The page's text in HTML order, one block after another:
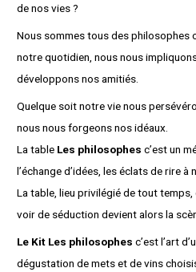
de nos vies ?
Nous sommes tous des philosophes
notre quotidien, nous nous
développons nos amitiés.
Quelque soit notre vie nous
nous nous forgeons nos idéaux.
La table Les philosophes c’est un
l’échange d’idées, les éclats de rire
La table, lieu privilégié de tout
voir de séduction devient alors la
Le Kit Les philosophes c’est l’art
dégustation de mets et de vins